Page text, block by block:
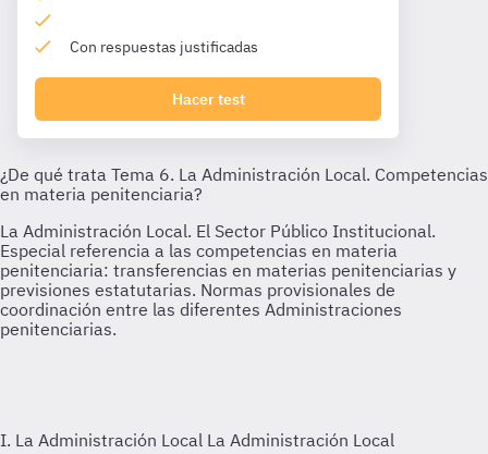
Con respuestas justificadas
Hacer test
I. La Administración Local La Administración Local